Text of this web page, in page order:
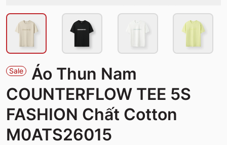
Sale
Áo Thun Nam
COUNTERFLOW TEE 5S
FASHION Chất Cotton
M0ATS26015